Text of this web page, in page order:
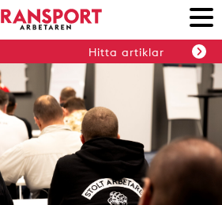
Hitta artiklar